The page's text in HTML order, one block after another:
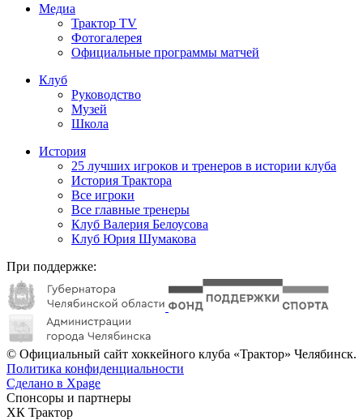
Медиа
Трактор TV
Фотогалерея
Официальные программы матчей
Клуб
Руководство
Музей
Школа
История
25 лучших игроков и тренеров в истории клуба
История Трактора
Все игроки
Все главные тренеры
Клуб Валерия Белоусова
Клуб Юрия Шумакова
При поддержке:
© Официальный сайт хоккейного клуба «Трактор» Челябинск.
Политика конфиденциальности
Сделано в Xpage
Спонсоры и партнеры
ХК Трактор